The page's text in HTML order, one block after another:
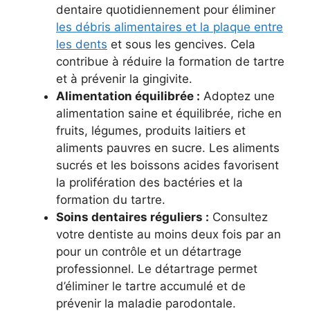
dentaire quotidiennement pour éliminer
les débris alimentaires et la plaque entre
les dents et sous les gencives. Cela
contribue à réduire la formation de tartre
et à prévenir la gingivite.
Alimentation équilibrée : Adoptez une
alimentation saine et équilibrée, riche en
fruits, légumes, produits laitiers et
aliments pauvres en sucre. Les aliments
sucrés et les boissons acides favorisent
la prolifération des bactéries et la
formation du tartre.
Soins dentaires réguliers : Consultez
votre dentiste au moins deux fois par an
pour un contrôle et un détartrage
professionnel. Le détartrage permet
d’éliminer le tartre accumulé et de
prévenir la maladie parodontale.